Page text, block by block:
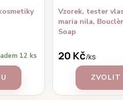
12 ks
Vzorek, tester
maria nila,
Soap
20 Kč/ks
ZVOLIT